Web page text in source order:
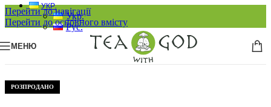
Перейти до навігації
Перейти до основного вмісту
УКР.
Укр.
Рус.
МЕНЮ
РОЗПРОДАНО